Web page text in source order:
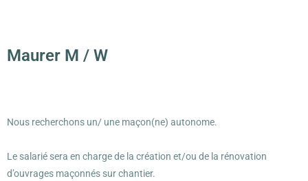
Maurer M / W
Nous recherchons un/ une maçon(ne) autonome.
Le salarié sera en charge de la création et/ou de la rénovation
d’ouvrages maçonnés sur chantier.